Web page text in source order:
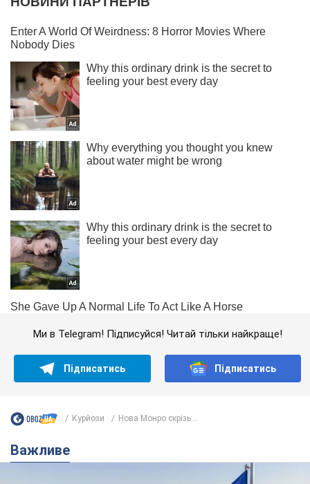
Ми в Telegram! Підписуйся! Читай тільки найкраще!
Підписатись Підписатись
Курйози Нова Монро скрізь...
Важливе